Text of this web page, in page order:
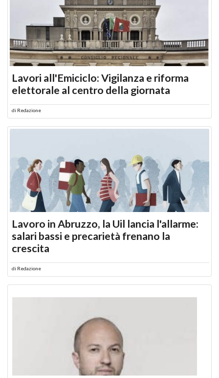
Lavori all'Emiciclo: Vigilanza e riforma
elettorale al centro della giornata
di Redazione
Lavoro in Abruzzo, la Uil lancia l'allarme:
salari bassi e precarietà frenano la
crescita
di Redazione